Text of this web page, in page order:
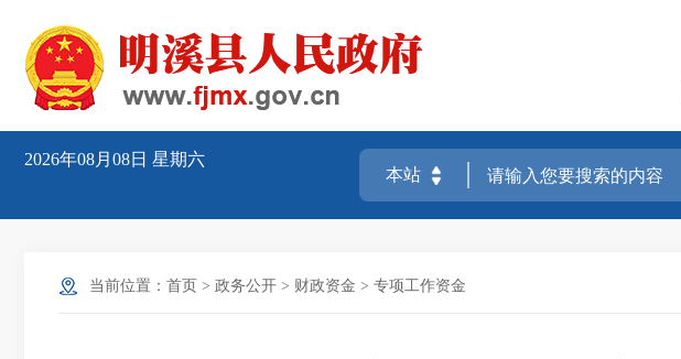
2026年08月08日 星期六
当前位置： 首页 > 政务公开 > 财政资金 > 专项工作资金